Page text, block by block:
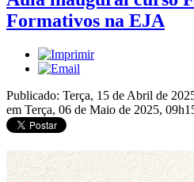
Formativos na EJA
Publicado: Terça, 15 de Abril de
em Terça, 06 de Maio de 2025,